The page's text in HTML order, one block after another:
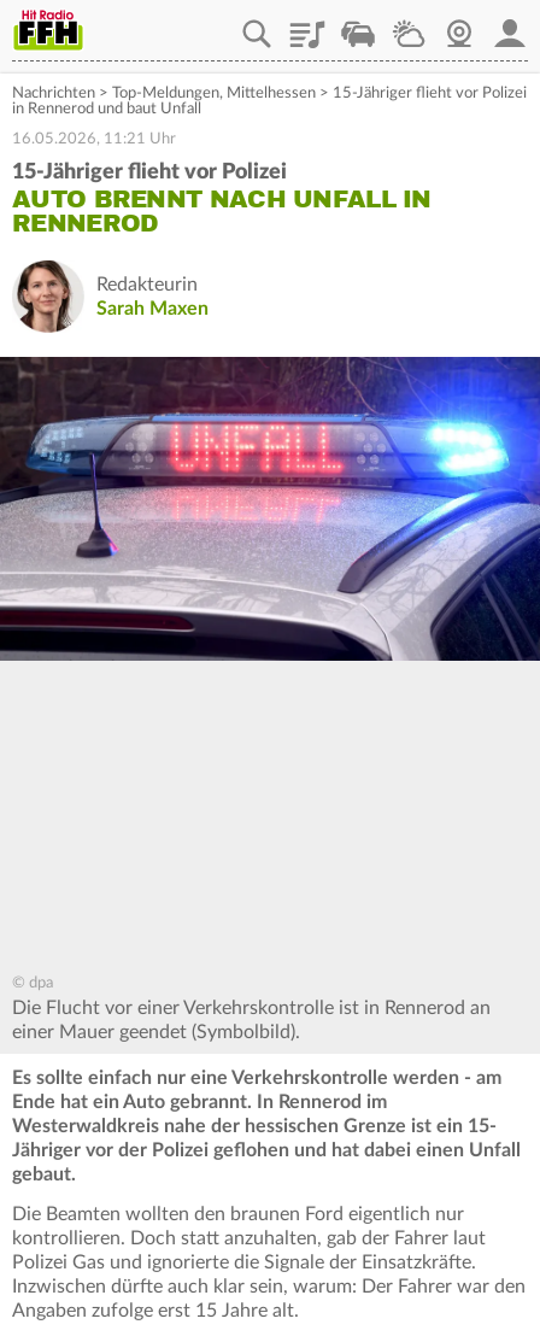
PlaylistStaupilotWetterWebcam
Nachrichten > Top-Meldungen, Mittelhessen > 15-Jähriger flieht vor Polizei
in Rennerod und baut Unfall
16.05.2026, 11:21 Uhr
15-Jähriger flieht vor Polizei
AUTO BRENNT NACH UNFALL IN
RENNEROD
Redakteurin
Sarah Maxen
© dpa
Die Flucht vor einer Verkehrskontrolle ist in Rennerod an
einer Mauer geendet (Symbolbild).
Es sollte einfach nur eine Verkehrskontrolle werden - am
Ende hat ein Auto gebrannt. In Rennerod im
Westerwaldkreis nahe der hessischen Grenze ist ein 15-
Jähriger vor der Polizei geflohen und hat dabei einen Unfall
gebaut.
Die Beamten wollten den braunen Ford eigentlich nur
kontrollieren. Doch statt anzuhalten, gab der Fahrer laut
Polizei Gas und ignorierte die Signale der Einsatzkräfte.
Inzwischen dürfte auch klar sein, warum: Der Fahrer war den
Angaben zufolge erst 15 Jahre alt.